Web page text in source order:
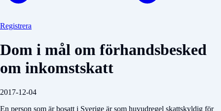
Registrera
Dom i mål om förhandsbesked
om inkomstskatt
2017-12-04
En person som är bosatt i Sverige är som huvudregel skattskyldig för